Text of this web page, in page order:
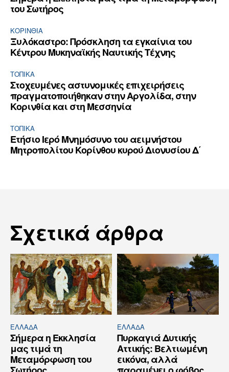
του Σωτήρος
ΚΟΡΙΝΘΊΑ
Ξυλόκαστρο: Πρόσκληση τα εγκαίνια του
Κέντρου Μυκηναϊκής Ναυτικής Τέχνης
ΤΟΠΙΚΑ
Στοχευμένες αστυνομικές επιχειρήσεις
πραγματοποιήθηκαν στην Αργολίδα, στην
Κορινθία και στη Μεσσηνία
ΤΟΠΙΚΑ
Ετήσιο Ιερό Μνημόσυνο του αειμνήστου
Μητροπολίτου Κορίνθου κυρού Διονυσίου Δ΄
Σχετικά άρθρα
ΕΛΛΆΔΑ
Σήμερα η Εκκλησία
μας τιμά τη
Μεταμόρφωση του
ΕΛΛΆΔΑ
Πυρκαγιά Δυτικής
Αττικής: Βελτιωμένη
εικόνα, αλλά